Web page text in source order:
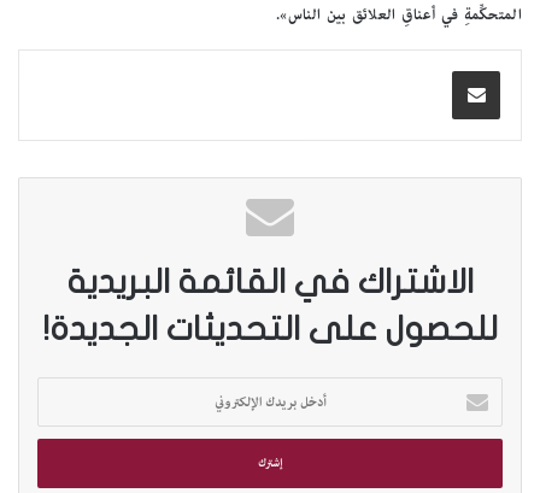
المتحكِّمةِ في أعناقِ العلائق بين الناس».
الاشتراك في القائمة البريدية
للحصول على التحديثات الجديدة!
خ